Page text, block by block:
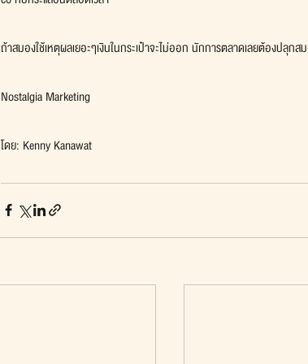
ถ้าสมองใช้เหตุผลเยอะๆเงินในกระเป๋าจะไม่ออก นักการตลาดเลยต้องปลุก
Nostalgia Marketing
โดย: Kenny Kanawat